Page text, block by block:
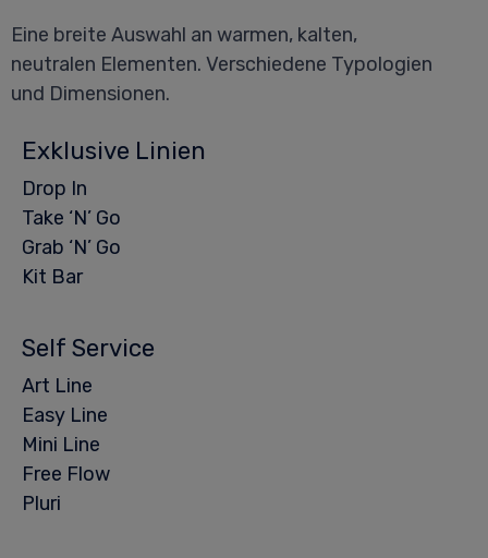
Eine breite Auswahl an warmen, kalten,
neutralen Elementen. Verschiedene Typologien
und Dimensionen.
Exklusive Linien
Drop In
Take ‘N’ Go
Grab ‘N’ Go
Kit Bar
Self Service
Art Line
Easy Line
Mini Line
Free Flow
Pluri